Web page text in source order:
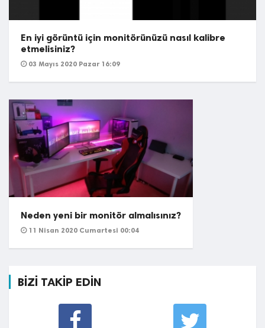
En iyi görüntü için monitörünüzü nasıl kalibre
etmelisiniz?
03 Mayıs 2020 Pazar 16:09
Neden yeni bir monitör almalısınız?
11 Nisan 2020 Cumartesi 00:04
BİZİ TAKİP EDİN